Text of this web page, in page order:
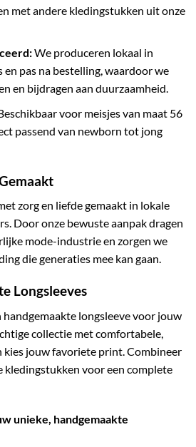
met andere kledingstukken uit onze
We produceren lokaal in
en pas na bestelling, waardoor we
en bijdragen aan duurzaamheid.
voor meisjes van maat 56
passend van newborn tot jong
zorg en liefde gemaakt in lokale
Door onze bewuste aanpak dragen
mode-industrie en zorgen we
die generaties mee kan gaan.
Longsleeves
handgemaakte longsleeve voor jouw
collectie met comfortabele,
kies jouw favoriete print. Combineer
kledingstukken voor een complete
unieke, handgemaakte